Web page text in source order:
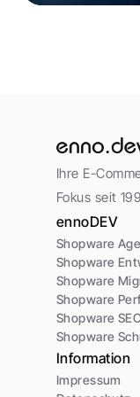
Ihre E-
Fokus seit
ennoDEV
Shopware
Shopware
Shopware
Shopware
Shopware
Shopware
Information
Impressum